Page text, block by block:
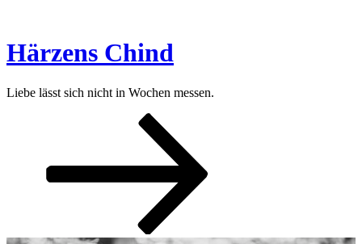
springen
Härzens Chind
Liebe lässt sich nicht in Wochen messen.